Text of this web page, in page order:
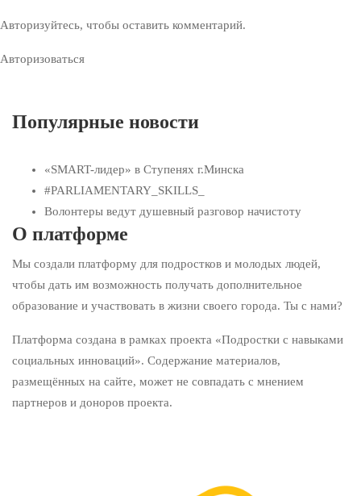
Авторизуйтесь, чтобы оставить комментарий.
Авторизоваться
Популярные новости
«SMART-лидер» в Ступенях г.Минска
#PARLIAMENTARY_SKILLS_
Волонтеры ведут душевный разговор начистоту
О платформе
Мы создали платформу для подростков и молодых людей,
чтобы дать им возможность получать дополнительное
образование и участвовать в жизни своего города. Ты с нами?
Платформа создана в рамках проекта «Подростки с навыками
социальных инноваций». Содержание материалов,
размещённых на сайте, может не совпадать с мнением
партнеров и доноров проекта.